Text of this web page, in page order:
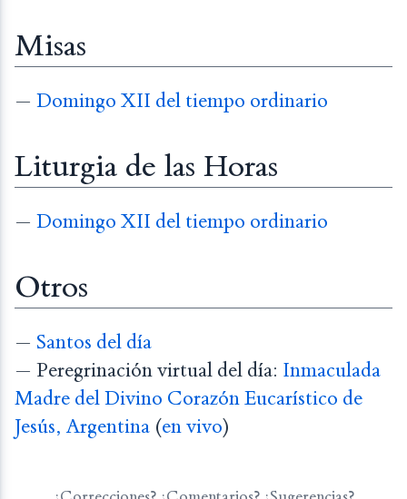
Misas
— Domingo XII del tiempo ordinario
Liturgia de las Horas
— Domingo XII del tiempo ordinario
Otros
— Santos del día
— Peregrinación virtual del día: Inmaculada
Madre del Divino Corazón Eucarístico de
Jesús, Argentina (en vivo)